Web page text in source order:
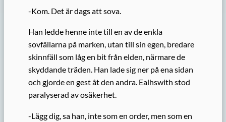
-Kom. Det är dags att sova.
Han ledde henne inte till en av de enkla
sovfällarna på marken, utan till sin egen, bredare
skinnfäll som låg en bit från elden, närmare de
skyddande träden. Han lade sig ner på ena sidan
och gjorde en gest åt den andra. Ealhswith stod
paralyserad av osäkerhet.
-Lägg dig, sa han, inte som en order, men som en